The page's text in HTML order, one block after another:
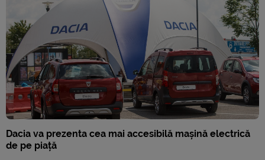
Dacia va prezenta cea mai accesibilă mașină electrică
de pe piață